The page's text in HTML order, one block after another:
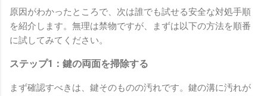
原因がわかったところで、次は誰でも試せる安全な対処手順
を紹介します。無理は禁物ですが、まずは以下の方法を順番
に試してみてください。
ステップ1：鍵の両面を掃除する
まず確認すべきは、鍵そのものの汚れです。鍵の溝に汚れが